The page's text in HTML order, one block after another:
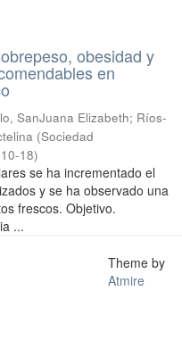
obesidad y
en
SanJuana Elizabeth; Ríos-
(Sociedad
18)
se ha incrementado el
y se ha observado una
frescos. Objetivo.
...
Theme by
Atmire